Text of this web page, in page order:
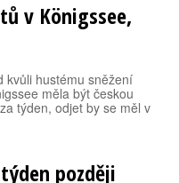
v Königssee,
kvůli hustému sněžení
měla být českou
týden, odjet by se měl v
později